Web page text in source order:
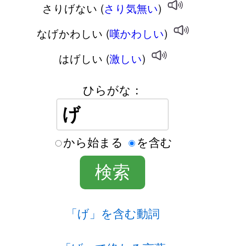
さりげない (さり気無い)
なげかわしい (嘆かわしい)
はげしい (激しい)
ひらがな：
から始まる を含む
「げ」を含む動詞